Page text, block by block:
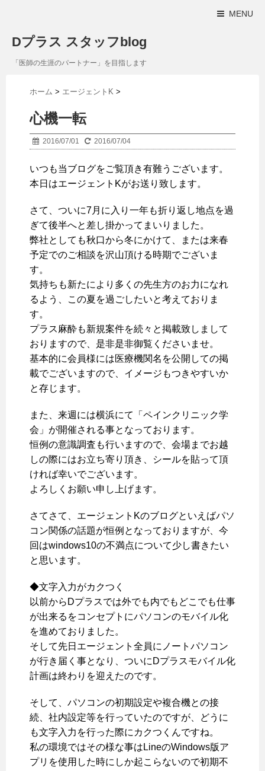
MENU
Dプラス スタッフblog
「医師の生涯のパートナー」を目指します
ホーム > エージェントK >
心機一転
2016/07/01 2016/07/04
いつも当ブログをご覧頂き有難うございます。
本日はエージェントKがお送り致します。
さて、ついに7月に入り一年も折り返し地点を過
ぎて後半へと差し掛かってまいりました。
弊社としても秋口から冬にかけて、または来春
予定でのご相談を沢山頂ける時期でございま
す。
気持ちも新たにより多くの先生方のお力になれ
るよう、この夏を過ごしたいと考えておりま
す。
プラス麻酔も新規案件を続々と掲載致しまして
おりますので、是非是非御覧くださいませ。
基本的に会員様には医療機関名を公開しての掲
載でございますので、イメージもつきやすいか
と存じます。
また、来週には横浜にて「ペインクリニック学
会」が開催される事となっております。
恒例の意識調査も行いますので、会場までお越
しの際にはお立ち寄り頂き、シールを貼って頂
ければ幸いでございます。
よろしくお願い申し上げます。
さてさて、エージェントKのブログといえばパソ
コン関係の話題が恒例となっておりますが、今
回はwindows10の不満点について少し書きたい
と思います。
◆文字入力がカクつく
以前からDプラスでは外でも内でもどこでも仕事
が出来るをコンセプトにパソコンのモバイル化
を進めておりました。
そして先日エージェント全員にノートパソコン
が行き届く事となり、ついにDプラスモバイル化
計画は終わりを迎えたのです。
そして、パソコンの初期設定や複合機との接
続、社内設定等を行っていたのですが、どうに
も文字入力を行った際にカクつくんですね。
私の環境ではその様な事はLineのWindows版ア
プリを使用した時にしか起こらないので初期不